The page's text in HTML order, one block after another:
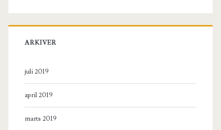
ARKIVER
juli 2019
april 2019
marts 2019